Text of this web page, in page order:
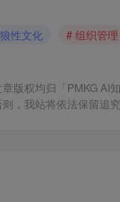
性文化 # 组织管理
版权均归「PMKG AI
，我站将依法保留追